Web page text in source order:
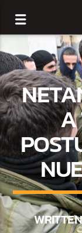
CURRENT TRACK
A